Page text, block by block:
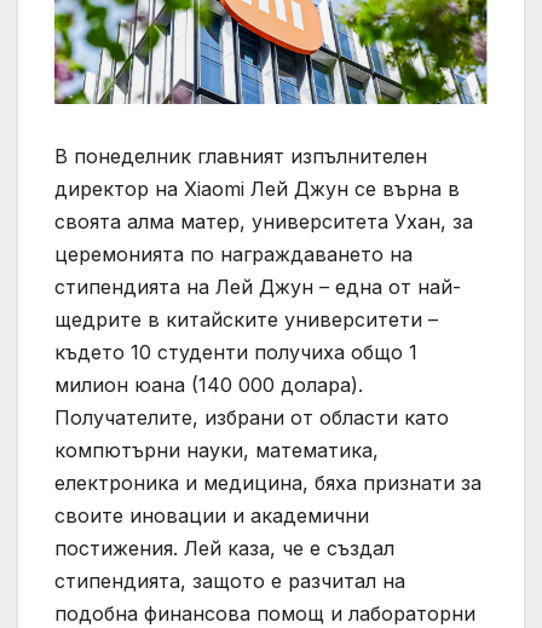
В понеделник главният изпълнителен
директор на Xiaomi Лей Джун се върна в
своята алма матер, университета Ухан, за
церемонията по награждаването на
стипендията на Лей Джун – една от най-
щедрите в китайските университети –
където 10 студенти получиха общо 1
милион юана (140 000 долара).
Получателите, избрани от области като
компютърни науки, математика,
електроника и медицина, бяха признати за
своите иновации и академични
постижения. Лей каза, че е създал
стипендията, защото е разчитал на
подобна финансова помощ и лабораторни